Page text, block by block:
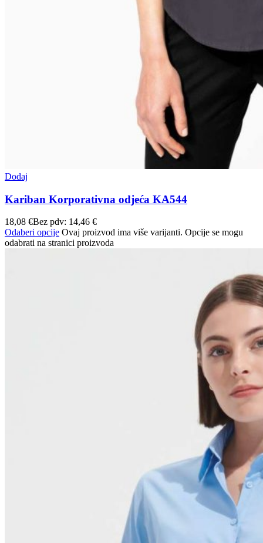
Dodaj
Kariban Korporativna odjeća KA544
18,08 €Bez pdv: 14,46 €
Odaberi opcije Ovaj proizvod ima više varijanti. Opcije se mogu
odabrati na stranici proizvoda